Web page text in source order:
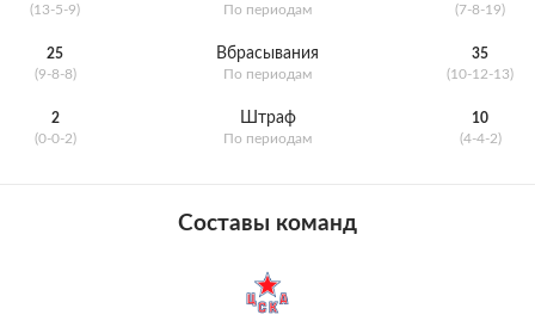
(13-5-9)
По периодам
(7-8-19)
25
(9-8-8)
Вбрасывания
По периодам
35
(10-12-13)
2
(0-0-2)
Штраф
По периодам
10
(4-4-2)
Составы команд